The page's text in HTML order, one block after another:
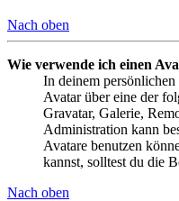
Nach oben
Wie verwende ich einen
In deinem
Avatar über eine der
Gravatar, Galerie,
Administration kann
Avatare benutzen
kannst, solltest du die
Nach oben